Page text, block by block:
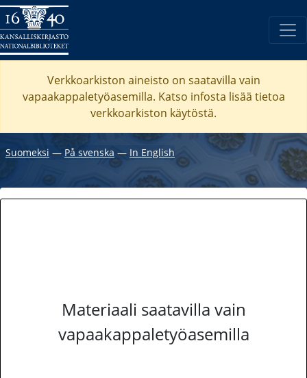
Verkkoarkiston aineisto on saatavilla vain
vapaakappaletyöasemilla. Katso infosta lisää tietoa
verkkoarkiston käytöstä.
Suomeksi ― På svenska ― In English
Materiaali saatavilla vain
vapaakappaletyöasemilla